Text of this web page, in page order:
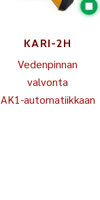
KARI-2H
Vedenpinnan
valvonta
AK1-automatiikkaan